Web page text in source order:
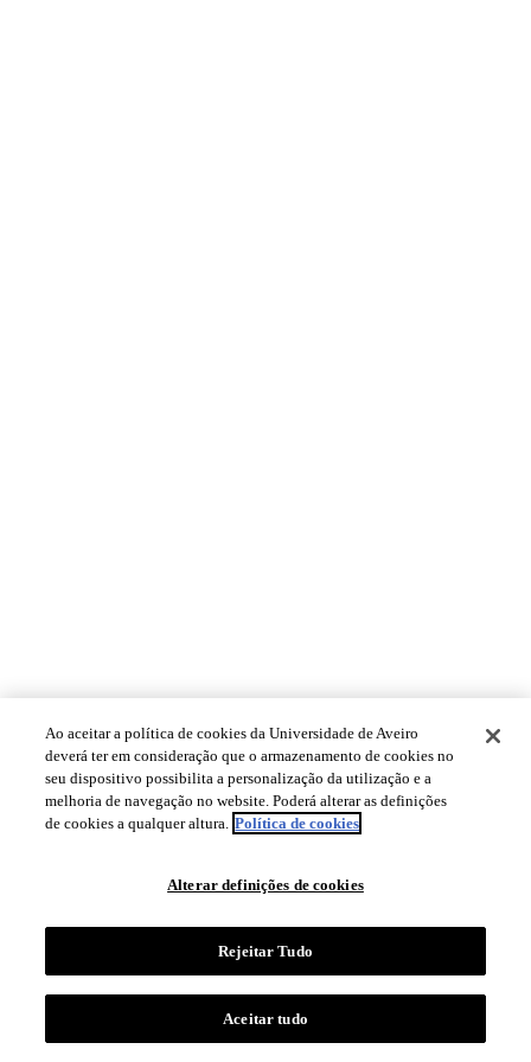
Ao aceitar a política de cookies da Universidade de Aveiro
deverá ter em consideração que o armazenamento de cookies no
seu dispositivo possibilita a personalização da utilização e a
melhoria de navegação no website. Poderá alterar as definições
de cookies a qualquer altura. Política de cookies
Alterar definições de cookies
Rejeitar Tudo
Aceitar tudo